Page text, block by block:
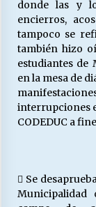
donde las y
encierros,
tampoco se
también hizo
estudiantes de
en la mesa de
interrupciones
CODEDUC a
 Se
Municipalidad